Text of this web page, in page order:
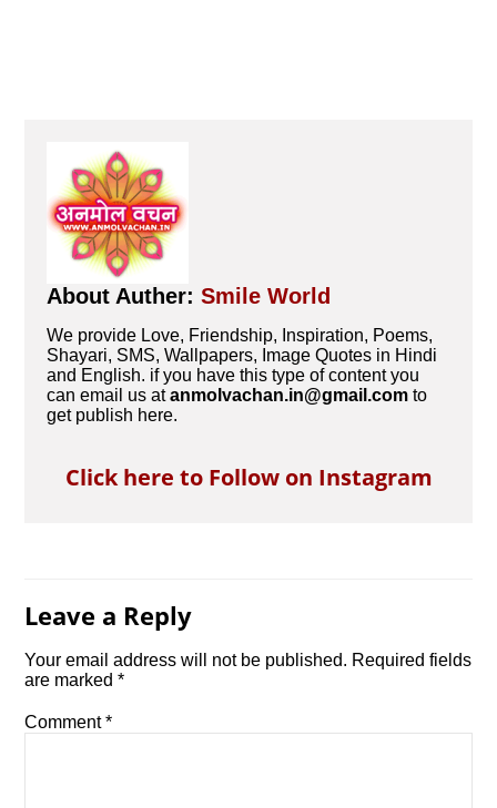
About Auther:Smile World
We provide Love, Friendship, Inspiration, Poems,
Shayari, SMS, Wallpapers, Image Quotes in Hindi
and English. if you have this type of content you
can email us atanmolvachan.in@gmail.com to
get publish here.
Click here to Follow on Instagram
Leave a Reply
Your email address will not be published. Required fields
are marked*
Comment*